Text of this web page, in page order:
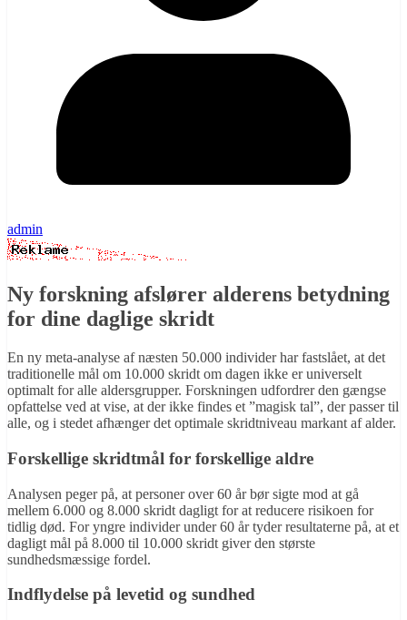
admin
Ny forskning afslører alderens betydning
for dine daglige skridt
En ny meta-analyse af næsten 50.000 individer har fastslået, at det
traditionelle mål om 10.000 skridt om dagen ikke er universelt
optimalt for alle aldersgrupper. Forskningen udfordrer den gængse
opfattelse ved at vise, at der ikke findes et ”magisk tal”, der passer til
alle, og i stedet afhænger det optimale skridtniveau markant af alder.
Forskellige skridtmål for forskellige aldre
Analysen peger på, at personer over 60 år bør sigte mod at gå
mellem 6.000 og 8.000 skridt dagligt for at reducere risikoen for
tidlig død. For yngre individer under 60 år tyder resultaterne på, at et
dagligt mål på 8.000 til 10.000 skridt giver den største
sundhedsmæssige fordel.
Indflydelse på levetid og sundhed